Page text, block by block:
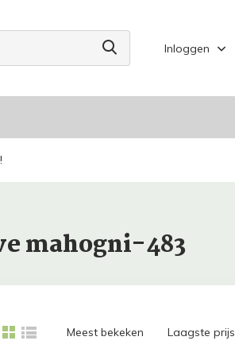
Inloggen
mahogni-483
Meest bekeken Laagste prijs